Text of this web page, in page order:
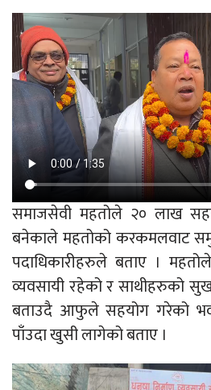
समाजसेवी महतोले २० लाख
बनेकाले महतोको करकमलवाट
पदाधिकारीहरुले बताए ।
व्यवसायी रहेको र साथीहरुको
बताउदै आफुले सहयोग गरेको
पाँउदा खुसी लागेको बताए ।